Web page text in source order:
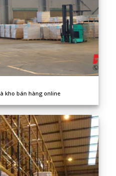
kho bán hàng online